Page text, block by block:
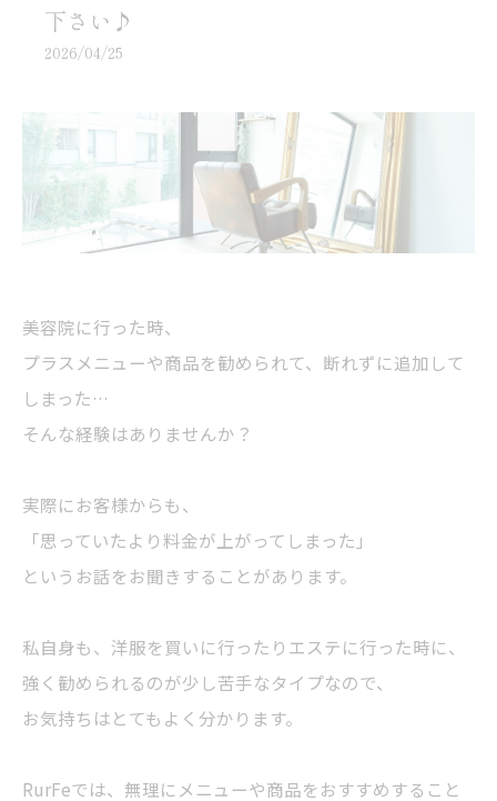
下さい♪
2026/04/25
美容院に行った時、
プラスメニューや商品を勧められて、断れずに追加して
しまった…
そんな経験はありませんか？
実際にお客様からも、
「思っていたより料金が上がってしまった」
というお話をお聞きすることがあります。
私自身も、洋服を買いに行ったりエステに行った時に、
強く勧められるのが少し苦手なタイプなので、
お気持ちはとてもよく分かります。
RurFeでは、無理にメニューや商品をおすすめすること